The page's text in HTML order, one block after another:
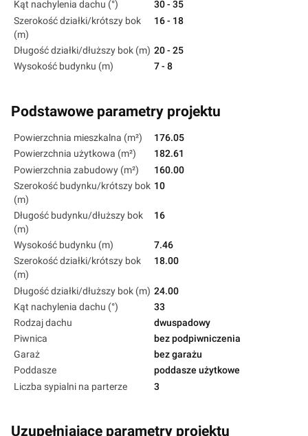
Kąt nachylenia dachu (°)
30 - 35
Szerokość działki/krótszy bok
(m)
16 - 18
Długość działki/dłuższy bok (m) 20 - 25
Wysokość budynku (m)
7 - 8
Podstawowe parametry projektu
Powierzchnia mieszkalna (m²)
176.05
Powierzchnia użytkowa (m²)
182.61
Powierzchnia zabudowy (m²)
160.00
Szerokość budynku/krótszy bok
(m)
10
Długość budynku/dłuższy bok
(m)
16
Wysokość budynku (m)
7.46
Szerokość działki/krótszy bok
(m)
18.00
Długość działki/dłuższy bok (m) 24.00
Kąt nachylenia dachu (°)
33
Rodzaj dachu
dwuspadowy
Piwnica
bez podpiwniczenia
Garaż
bez garażu
Poddasze
poddasze użytkowe
Liczba sypialni na parterze
3
Uzupełniające parametry projektu